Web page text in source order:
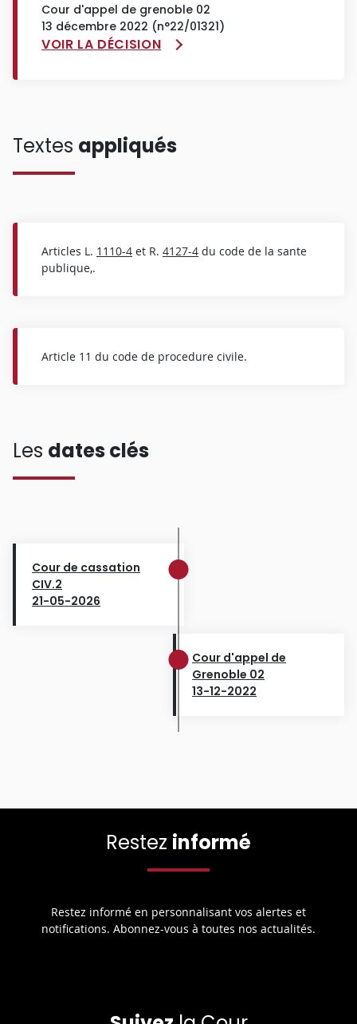
Cour d'appel de grenoble 02
13 décembre 2022 (n°22/01321)
VOIR LA DÉCISION
Textes appliqués
Articles L. 1110-4 et R. 4127-4 du code de la sante
publique,.
Article 11 du code de procedure civile.
Les dates clés
Cour de cassation
CIV.2
21-05-2026
Cour d'appel de
Grenoble 02
13-12-2022
Restez informé
Restez informé en personnalisant vos alertes et
notifications. Abonnez-vous à toutes nos actualités.